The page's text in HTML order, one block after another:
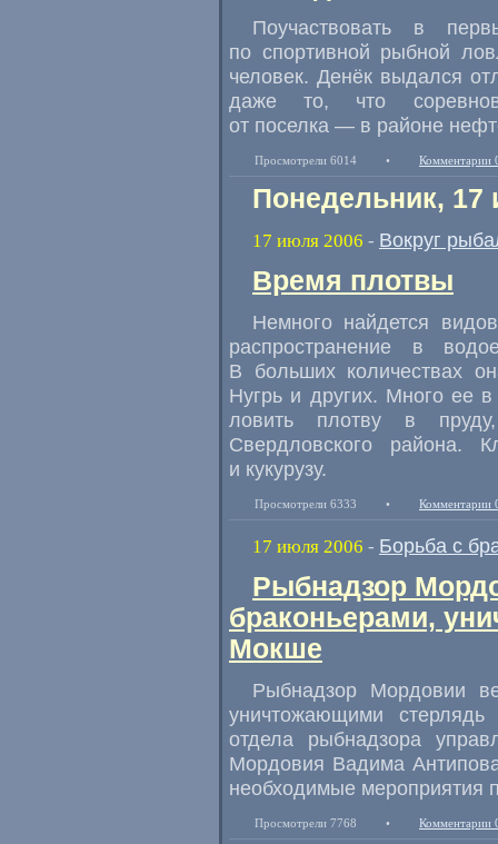
Поучаствовать в
по спортивной рыбной
человек. Денёк выдался
даже то, что
от поселка — в районе
Просмотрели 6014 • Комментарии
Понедельник, 17
17 июля 2006 - Вокруг
Время плотвы
Немного найдется
распространение в
В больших количествах
Нугрь и других. Много ее
ловить плотву в
Свердловского района.
и кукурузу.
Просмотрели 6333 • Комментарии
17 июля 2006 - Борьба с
Рыбнадзор
браконьерами,
Мокше
Рыбнадзор Мордовии
уничтожающими
отдела рыбнадзора
Мордовия Вадима
необходимые мероприятия
Просмотрели 7768 • Комментарии